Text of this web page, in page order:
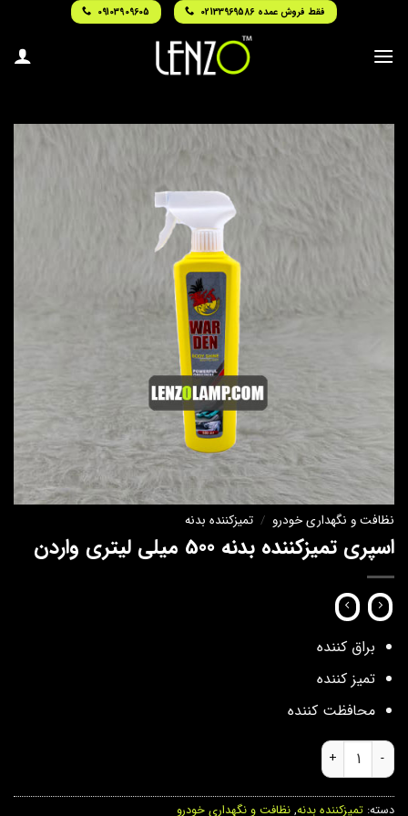
content
فقط فروش عمده 02133969586 09103909605
نظافت و نگهداری خودرو / تمیزکننده بدنه
اسپری تمیزکننده بدنه 500 میلی لیتری واردن
براق کننده
تمیز کننده
محافظت کننده
اسپری تمیزکننده بدنه 500 میلی لیتری واردن عدد
دسته: تمیزکننده بدنه, نظافت و نگهداری خودرو